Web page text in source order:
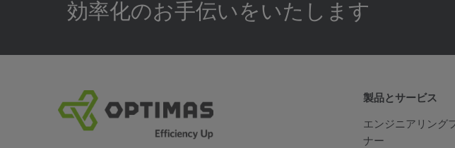
効率化のお手伝いをいたします
製品とサービス
エンジニアリング
ナー